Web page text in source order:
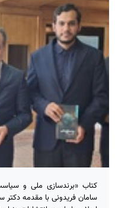
کتاب «برندسازی ملی و
سامان فریدونی با مقدمه